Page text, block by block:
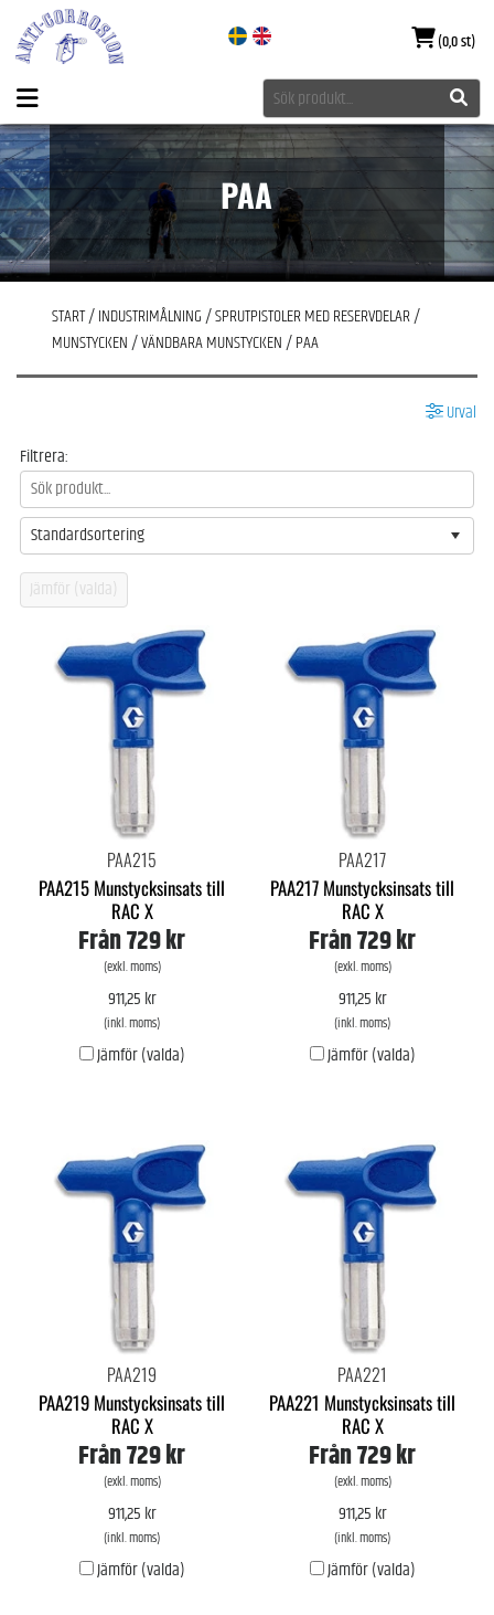
(0,0 st)
PAA
START/INDUSTRIMÅLNING/SPRUTPISTOLER MED RESERVDELAR/
MUNSTYCKEN/VÄNDBARA MUNSTYCKEN/PAA
Urval
Filtrera:
Standardsortering
PAA215
PAA215 Munstycksinsats till
RAC X
Från729 kr
(exkl. moms)
911,25 kr
(inkl. moms)
Jämför (valda)
PAA217
PAA217 Munstycksinsats till
RAC X
Från729 kr
(exkl. moms)
911,25 kr
(inkl. moms)
Jämför (valda)
PAA219
PAA219 Munstycksinsats till
RAC X
Från729 kr
(exkl. moms)
911,25 kr
(inkl. moms)
Jämför (valda)
PAA221
PAA221 Munstycksinsats till
RAC X
Från729 kr
(exkl. moms)
911,25 kr
(inkl. moms)
Jämför (valda)